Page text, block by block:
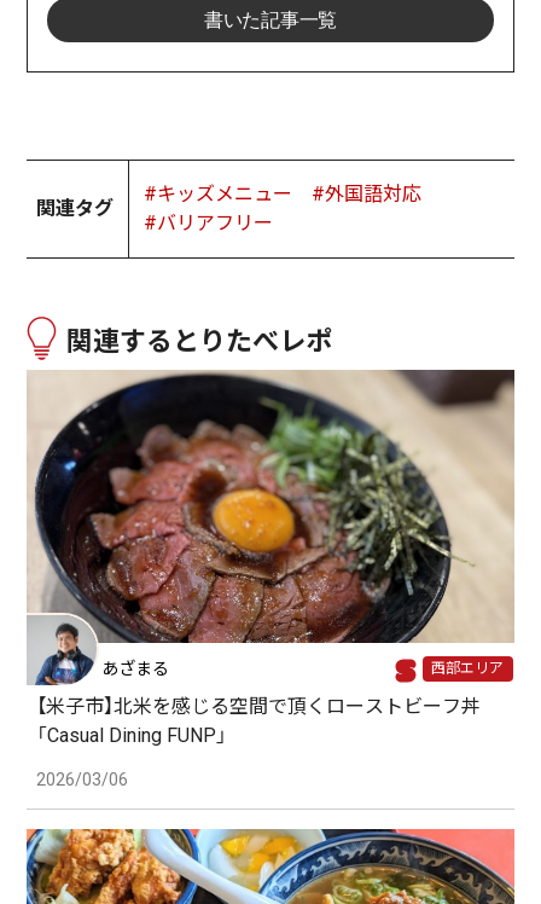
書いた記事一覧
関連タグ
#キッズメニュー
#外国語対応
#バリアフリー
関連するとりたべレポ
あざまる 西部エリア
【米子市】北米を感じる空間で頂くローストビーフ丼
「Casual Dining FUNP」
2026/03/06